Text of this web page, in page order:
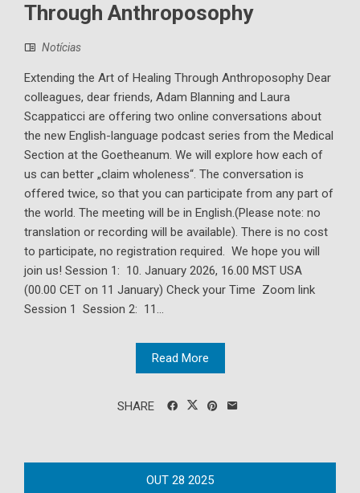
Through Anthroposophy
Notícias
Extending the Art of Healing Through Anthroposophy Dear
colleagues, dear friends, Adam Blanning and Laura
Scappaticci are offering two online conversations about
the new English-language podcast series from the Medical
Section at the Goetheanum. We will explore how each of
us can better „claim wholeness“. The conversation is
offered twice, so that you can participate from any part of
the world. The meeting will be in English.(Please note: no
translation or recording will be available). There is no cost
to participate, no registration required. We hope you will
join us! Session 1: 10. January 2026, 16.00 MST USA
(00.00 CET on 11 January) Check your Time ­ Zoom link
Session 1 ­ Session 2: 11...
Read More
SHARE
OUT 28 2025